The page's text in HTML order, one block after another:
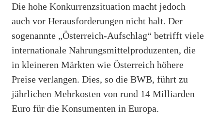
Die hohe Konkurrenzsituation macht jedoch
auch vor Herausforderungen nicht halt. Der
sogenannte „Österreich-Aufschlag“ betrifft viele
internationale Nahrungsmittelproduzenten, die
in kleineren Märkten wie Österreich höhere
Preise verlangen. Dies, so die BWB, führt zu
jährlichen Mehrkosten von rund 14 Milliarden
Euro für die Konsumenten in Europa.